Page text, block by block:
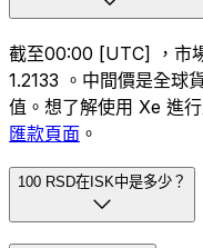
截至00:00 [UTC] ，市
1.2133 。中間價是全球
值。想了解使用 Xe 進
匯款頁面 。
100 RSD在ISK中是多少？